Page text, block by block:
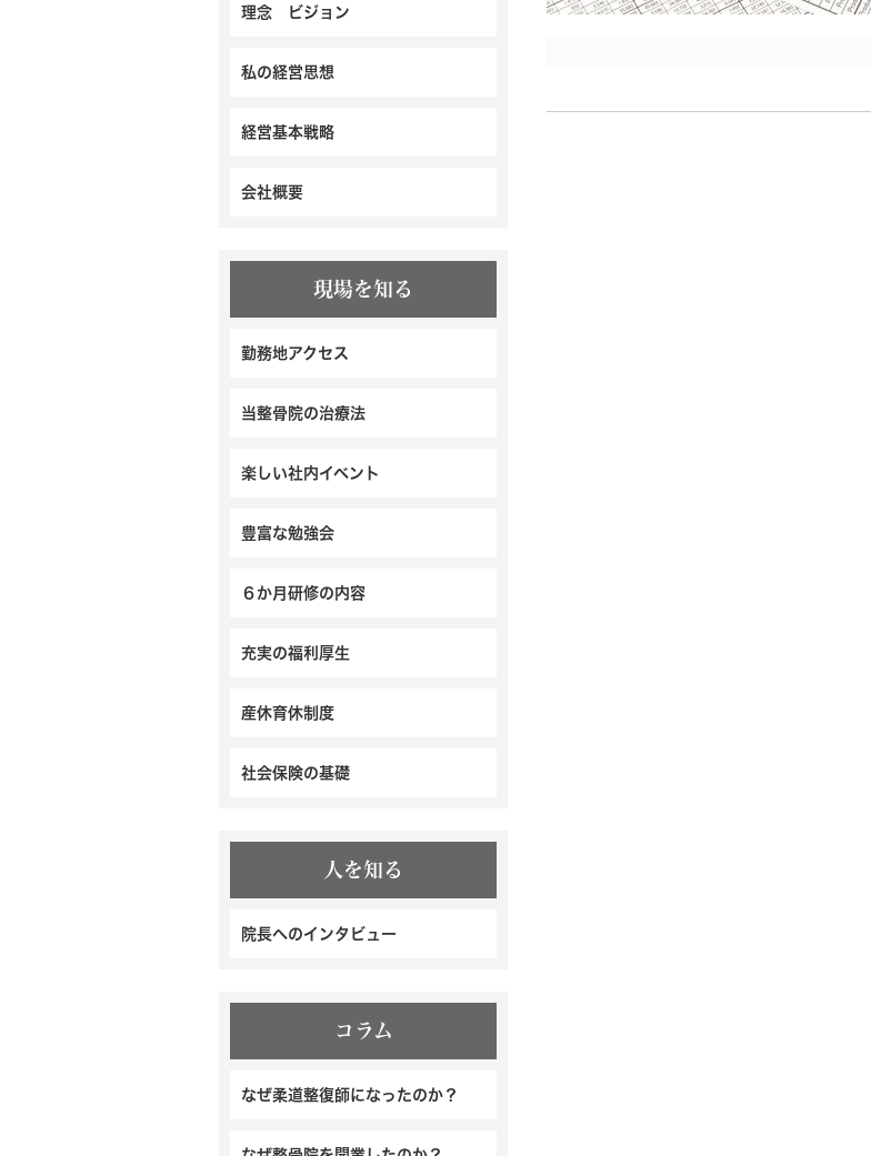
理念 ビジョン
私の経営思想
経営基本戦略
会社概要
現場を知る
勤務地アクセス
当整骨院の治療法
楽しい社内イベント
豊富な勉強会
６か月研修の内容
充実の福利厚生
産休育休制度
社会保険の基礎
人を知る
院長へのインタビュー
コラム
なぜ柔道整復師になったのか？